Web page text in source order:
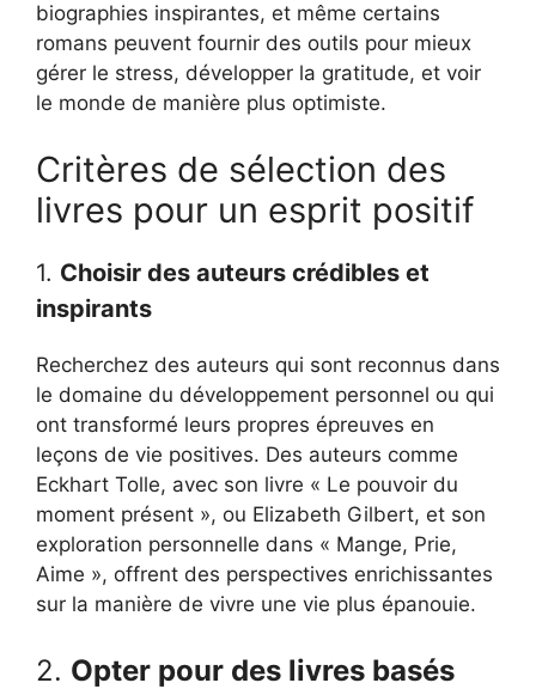
biographies inspirantes, et même certains
romans peuvent fournir des outils pour mieux
gérer le stress, développer la gratitude, et voir
le monde de manière plus optimiste.
Critères de sélection des
livres pour un esprit positif
1. Choisir des auteurs crédibles et
inspirants
Recherchez des auteurs qui sont reconnus dans
le domaine du développement personnel ou qui
ont transformé leurs propres épreuves en
leçons de vie positives. Des auteurs comme
Eckhart Tolle, avec son livre « Le pouvoir du
moment présent », ou Elizabeth Gilbert, et son
exploration personnelle dans « Mange, Prie,
Aime », offrent des perspectives enrichissantes
sur la manière de vivre une vie plus épanouie.
2. Opter pour des livres basés